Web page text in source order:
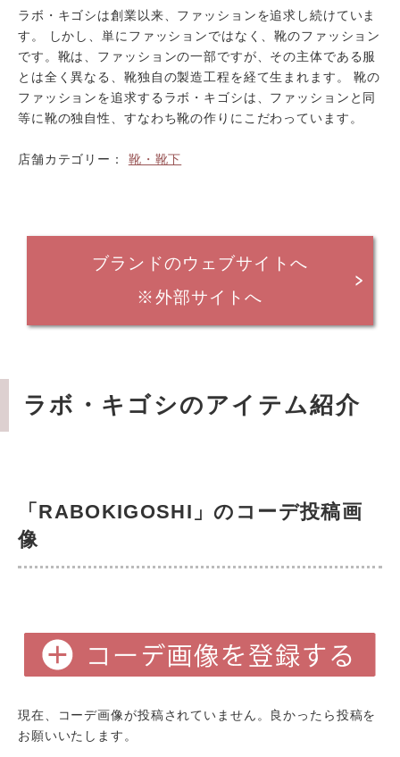
ラボ・キゴシは創業以来、ファッションを追求し続けていま
す。 しかし、単にファッションではなく、靴のファッション
です。靴は、ファッションの一部ですが、その主体である服
とは全く異なる、靴独自の製造工程を経て生まれます。 靴の
ファッションを追求するラボ・キゴシは、ファッションと同
等に靴の独自性、すなわち靴の作りにこだわっています。
店舗カテゴリー： 靴・靴下
ブランドのウェブサイトへ
※外部サイトへ
ラボ・キゴシのアイテム紹介
「RABOKIGOSHI」のコーデ投稿画
像
現在、コーデ画像が投稿されていません。良かったら投稿を
お願いいたします。